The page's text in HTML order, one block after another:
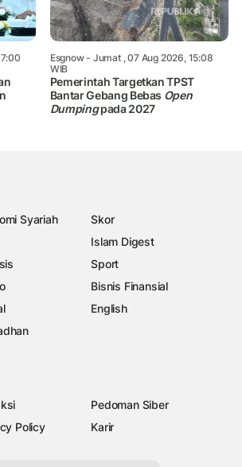
Esgnow- Jumat , 07 Aug 2026, 15:08
WIB
Pemerintah Targetkan TPST
Bantar Gebang Bebas Open
Dumpingpada 2027
Syariah
Skor
Islam Digest
Sport
Bisnis Finansial
English
Pedoman Siber
Policy Karir